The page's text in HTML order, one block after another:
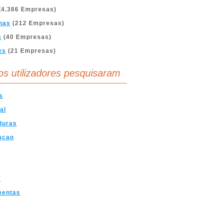
Empresas)
(212 Empresas)
(40 Empresas)
(21 Empresas)
utilizadores pesquisaram